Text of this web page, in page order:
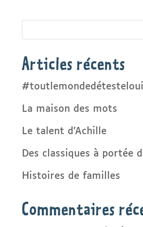
Articles récents
La maison des mots
Le talent d’Achille
Des classiques à portée
Histoires de familles
Commentaires